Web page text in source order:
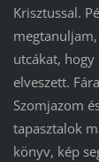
Krisztussal.
utcákat, hogy
elveszett.
Szomjazom
tapasztalok
könyv, kép